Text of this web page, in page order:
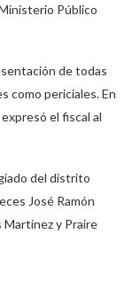
Público
de todas
como periciales. En
el fiscal al
del distrito
José Ramón
Martínez y Praire